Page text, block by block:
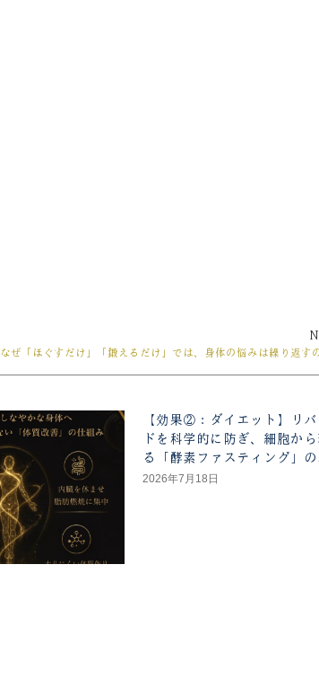
なぜ「ほぐすだけ」「鍛えるだけ」では、身体の悩みは繰り返す
【効果②：ダイエット】リバ
ドを科学的に防ぎ、細胞から
る「酵素ファスティング」の
2026年7月18日